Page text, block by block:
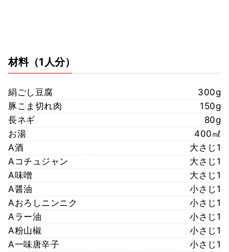
材料（1人分）
絹ごし豆腐
300g
豚こま切れ肉
150g
長ネギ
80g
お湯
400㎖
A酒
大さじ1
Aコチュジャン
大さじ1
A味噌
大さじ1
A醤油
小さじ1
Aおろしニンニク
小さじ1
Aラー油
小さじ1
A粉山椒
小さじ1
A一味唐辛子
小さじ1